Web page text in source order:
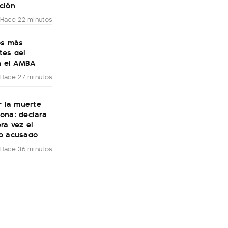
Hace 22 minutos
más
del
AMBA
Hace 27 minutos
la muerte
declara
vez el
acusado
Hace 36 minutos